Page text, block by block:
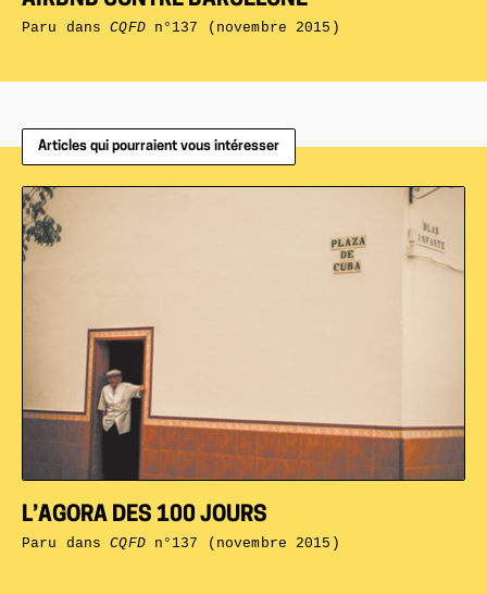
Paru dansCQFDn°137 (novembre 2015)
Articles qui pourraient vous intéresser
L’AGORA DES 100 JOURS
Paru dansCQFDn°137 (novembre 2015)